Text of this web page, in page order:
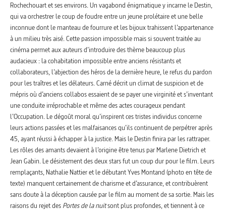
Rochechouart et ses environs. Un vagabond énigmatique y incarne le Destin,
qui va orchestrer le coup de foudre entre un jeune prolétaire et une belle
inconnue dont le manteau de fourrure et les bijoux trahissent l’appartenance
à un milieu très aisé. Cette passion impossible mais si souvent traitée au
cinéma permet aux auteurs d’introduire des thème beaucoup plus
audacieux : la cohabitation impossible entre anciens résistants et
collaborateurs, l’abjection des héros de la dernière heure, le refus du pardon
pour les traîtres et les délateurs. Carné décrit un climat de suspicion et de
mépris où d’anciens collabos essaient de se payer une virginité et s’inventant
une conduite irréprochable et même des actes courageux pendant
l’Occupation. Le dégoût moral qu’inspirent ces tristes individus concerne
leurs actions passées et les malfaisances qu’ils continuent de perpétrer après
45, ayant réussi à échapper à la justice. Mais le Destin finira par les rattraper.
Les rôles des amants devaient à l’origine être tenus par Marlene Dietrich et
Jean Gabin. Le désistement des deux stars fut un coup dur pour le film. Leurs
remplaçants, Nathalie Nattier et le débutant Yves Montand (photo en tête de
texte) manquent certainement de charisme et d’assurance, et contribuèrent
sans doute à la déception causée par le film au moment de sa sortie. Mais les
raisons du rejet des Portes de la nuitsont plus profondes, et tiennent à ce